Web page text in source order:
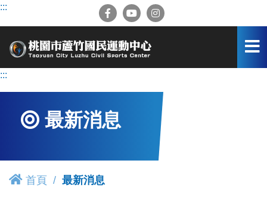
跳
容
:::
:::
最新消息
首頁 最新消息